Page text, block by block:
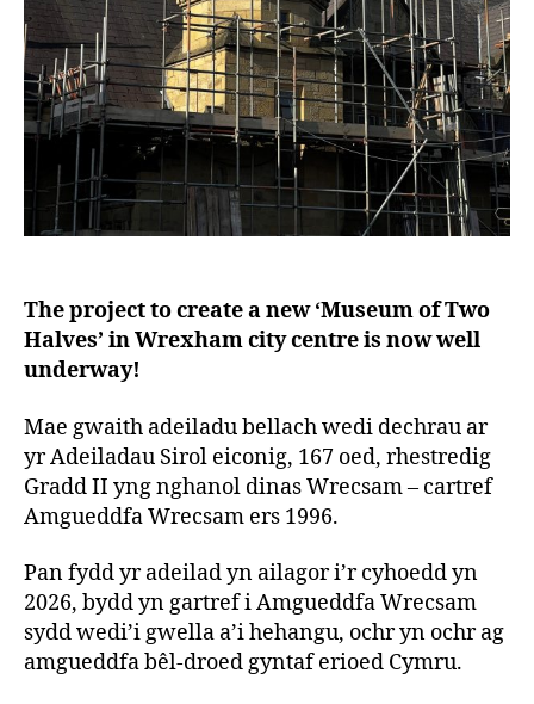
The project to create a new ‘Museum of Two
Halves’ in Wrexham city centre is now well
underway!
Mae gwaith adeiladu bellach wedi dechrau ar
yr Adeiladau Sirol eiconig, 167 oed, rhestredig
Gradd II yng nghanol dinas Wrecsam – cartref
Amgueddfa Wrecsam ers 1996.
Pan fydd yr adeilad yn ailagor i’r cyhoedd yn
2026, bydd yn gartref i Amgueddfa Wrecsam
sydd wedi’i gwella a’i hehangu, ochr yn ochr ag
amgueddfa bêl-droed gyntaf erioed Cymru.